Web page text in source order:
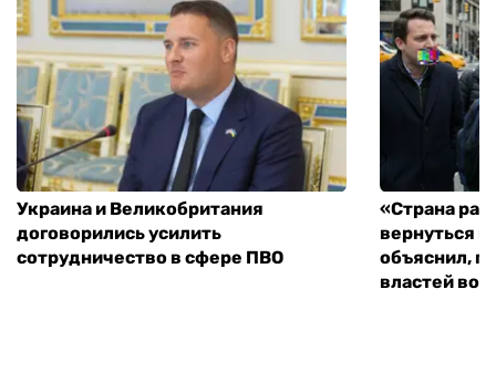
Украина и Великобритания
договорились усилить
сотрудничество в сфере ПВО
«Страна
вернуться
объяснил,
властей